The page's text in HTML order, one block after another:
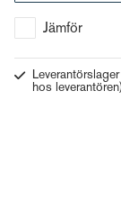
Jämför
Leverantörslager
hos